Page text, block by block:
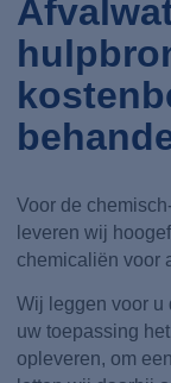
Voor de
leveren wij
chemicaliën voor
Wij leggen voor u
uw toepassing
opleveren, om